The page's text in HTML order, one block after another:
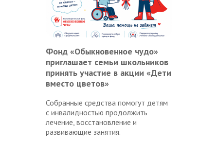
Фонд «Обыкновенное чудо»
приглашает семьи школьников
принять участие в акции «Дети
вместо цветов»
Собранные средства помогут детям
с инвалидностью продолжить
лечение, восстановление и
развивающие занятия.